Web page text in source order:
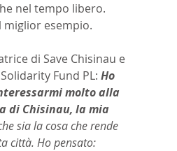
nel tempo libero.
miglior esempio.
di Save Chisinau e
Fund PL: Ho
molto alla
di Chisinau, la mia
sia la cosa che rende
città. Ho pensato: